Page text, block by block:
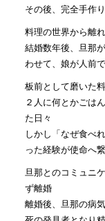
その後、完全手作
料理の世界から離れ
結婚数年後、旦那
わせて、娘が人前
板前として磨いた
２人に何とかごは
た日々
しかし「なぜ食べ
った経験が使命へ
旦那とのコミュニ
ず離婚
離婚後、旦那の病